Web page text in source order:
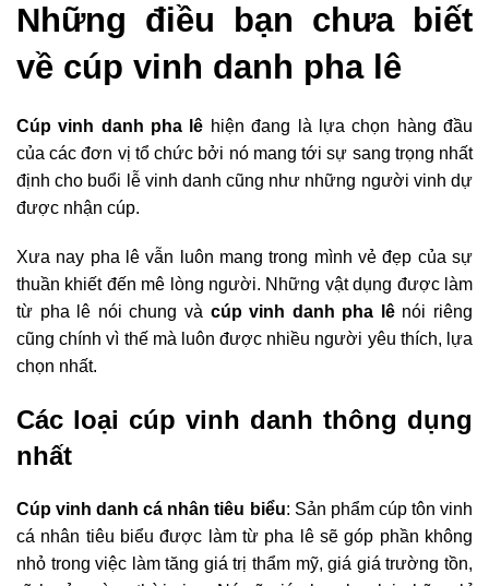
Những điều bạn chưa biết
về cúp vinh danh pha lê
Cúp vinh danh pha lê hiện đang là lựa chọn hàng đầu
của các đơn vị tổ chức bởi nó mang tới sự sang trọng nhất
định cho buổi lễ vinh danh cũng như những người vinh dự
được nhận cúp.
Xưa nay pha lê vẫn luôn mang trong mình vẻ đẹp của sự
thuần khiết đến mê lòng người. Những vật dụng được làm
từ pha lê nói chung và cúp vinh danh pha lênói riêng
cũng chính vì thế mà luôn được nhiều người yêu thích, lựa
chọn nhất.
Các loại cúp vinh danh thông dụng
nhất
Cúp vinh danh cá nhân tiêu biểu: Sản phẩm cúp tôn vinh
cá nhân tiêu biểu được làm từ pha lê sẽ góp phần không
nhỏ trong việc làm tăng giá trị thẩm mỹ, giá giá trường tồn,